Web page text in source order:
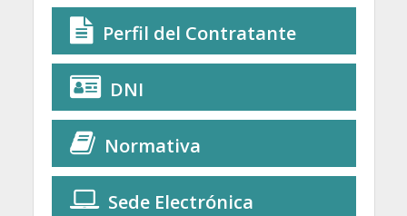
Perfil del Contratante
DNI
Normativa
Sede Electrónica